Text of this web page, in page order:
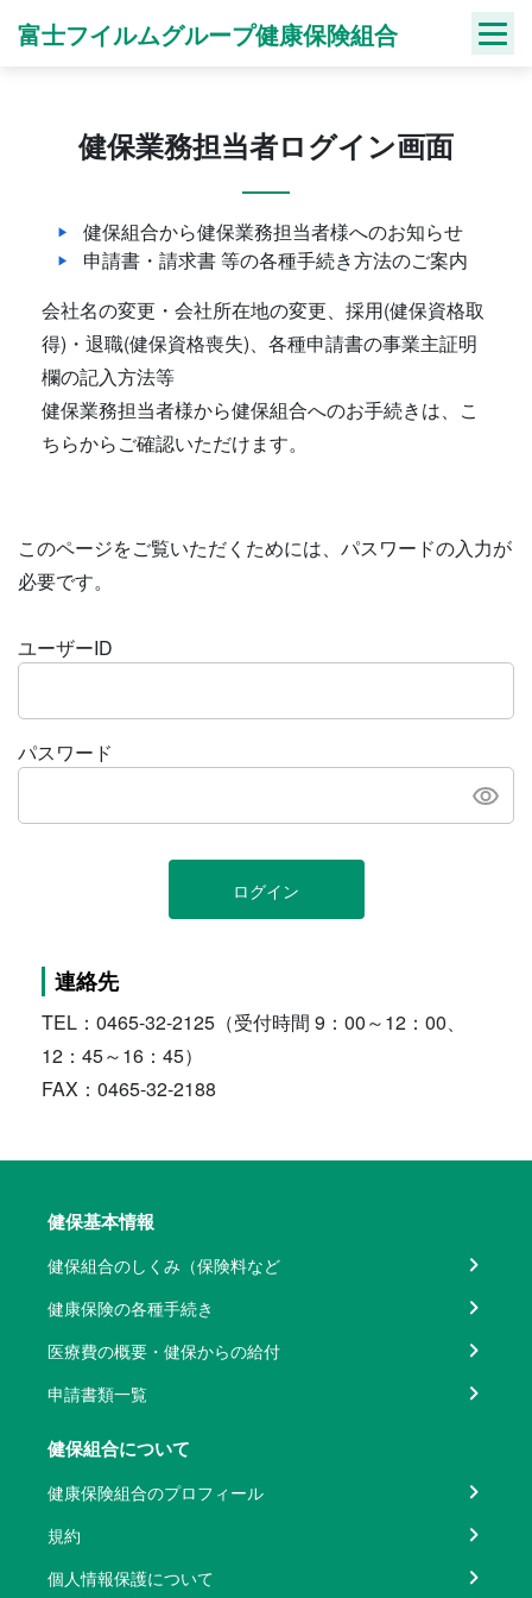
富士フイルムグループ健康保険組合
健保業務担当者ログイン画面
健保組合から健保業務担当者様へのお知らせ
申請書・請求書 等の各種手続き方法のご案内
会社名の変更・会社所在地の変更、採用(健保資格取
得)・退職(健保資格喪失)、各種申請書の事業主証明
欄の記入方法等
健保業務担当者様から健保組合へのお手続きは、こ
ちらからご確認いただけます。
このページをご覧いただくためには、パスワードの入力が
必要です。
ユーザーID
パスワード
ログイン
連絡先
TEL：0465-32-2125（受付時間 9：00～12：00、
12：45～16：45）
FAX：0465-32-2188
健保基本情報
健保組合のしくみ（保険料など
健康保険の各種手続き
医療費の概要・健保からの給付
申請書類一覧
健保組合について
健康保険組合のプロフィール
規約
個人情報保護について